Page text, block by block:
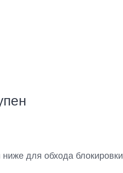
для обхода блокировки